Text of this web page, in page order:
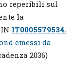
reperibili sul
la
IT0005579534.
emessi da
2036)